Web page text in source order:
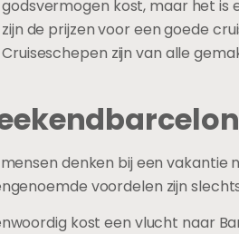
godsvermogen kost, maar het is
zijn de prijzen voor een goede
Cruiseschepen zijn van alle
denken bij een vakantie
voordelen zijn
kost een vlucht naar